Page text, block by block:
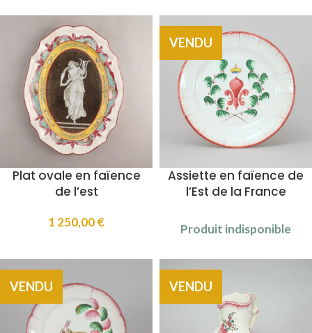
Plat ovale en faïence
de l’est
1 250,00€
VENDU
Assiette en faïence de
l’Est de la France
Produit indisponible
VENDU VENDU